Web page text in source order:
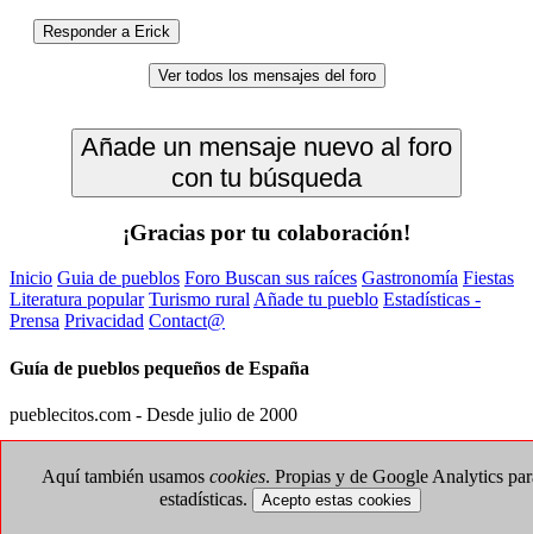
Responder a Erick
Ver todos los mensajes del foro
Añade un mensaje nuevo al foro
con tu búsqueda
¡Gracias por tu colaboración!
Inicio Guia de pueblos Foro Buscan sus raíces Gastronomía Fiestas
Literatura popular Turismo rural Añade tu pueblo Estadísticas -
Prensa Privacidad Contact@
Guía de pueblos pequeños de España
pueblecitos.com - Desde julio de 2000
Aquí también usamos cookies. Propias y de Google Analytics
estadísticas.